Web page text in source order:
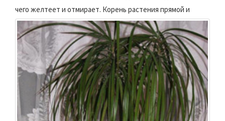
чего желтеет и отмирает. Корень растения прямой и